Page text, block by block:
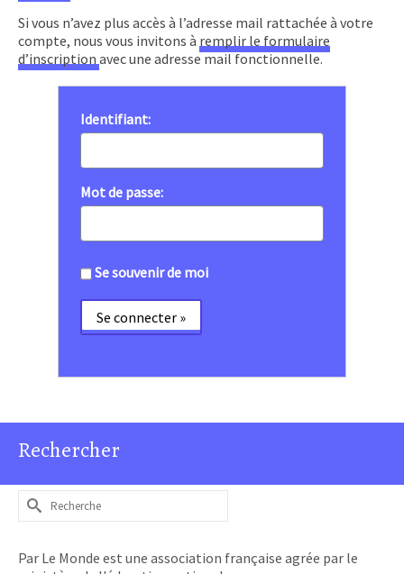
Si vous n’avez plus accès à l’adresse mail rattachée à votre
compte, nous vous invitons à remplir le formulaire
d’inscription avec une adresse mail fonctionnelle.
Identifiant:
Mot de passe:
Se souvenir de moi
Rechercher
Rechercher :
Par Le Monde est une association française agrée par le